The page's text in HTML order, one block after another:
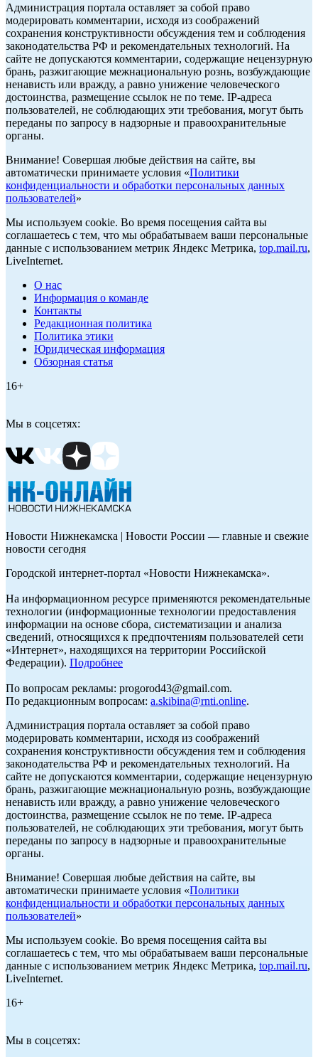
Администрация портала оставляет за собой право
модерировать комментарии, исходя из соображений
сохранения конструктивности обсуждения тем и соблюдения
законодательства РФ и рекомендательных технологий. На
сайте не допускаются комментарии, содержащие нецензурную
брань, разжигающие межнациональную рознь, возбуждающие
ненависть или вражду, а равно унижение человеческого
достоинства, размещение ссылок не по теме. IP-адреса
пользователей, не соблюдающих эти требования, могут быть
переданы по запросу в надзорные и правоохранительные
органы.
Внимание! Совершая любые действия на сайте, вы
автоматически принимаете условия «Политики
конфиденциальности и обработки персональных данных
пользователей»
Мы используем cookie. Во время посещения сайта вы
соглашаетесь с тем, что мы обрабатываем ваши персональные
данные с использованием метрик Яндекс Метрика, top.mail.ru,
LiveInternet.
О нас
Информация о команде
Контакты
Редакционная политика
Политика этики
Юридическая информация
Обзорная статья
16+
Мы в соцсетях:
Новости Нижнекамска | Новости России — главные и свежие
новости сегодня
Городской интернет-портал «Новости Нижнекамска».
На информационном ресурсе применяются рекомендательные
технологии (информационные технологии предоставления
информации на основе сбора, систематизации и анализа
сведений, относящихся к предпочтениям пользователей сети
«Интернет», находящихся на территории Российской
Федерации). Подробнее
По вопросам рекламы: progorod43@gmail.com.
По редакционным вопросам: a.skibina@rnti.online.
Администрация портала оставляет за собой право
модерировать комментарии, исходя из соображений
сохранения конструктивности обсуждения тем и соблюдения
законодательства РФ и рекомендательных технологий. На
сайте не допускаются комментарии, содержащие нецензурную
брань, разжигающие межнациональную рознь, возбуждающие
ненависть или вражду, а равно унижение человеческого
достоинства, размещение ссылок не по теме. IP-адреса
пользователей, не соблюдающих эти требования, могут быть
переданы по запросу в надзорные и правоохранительные
органы.
Внимание! Совершая любые действия на сайте, вы
автоматически принимаете условия «Политики
конфиденциальности и обработки персональных данных
пользователей»
Мы используем cookie. Во время посещения сайта вы
соглашаетесь с тем, что мы обрабатываем ваши персональные
данные с использованием метрик Яндекс Метрика, top.mail.ru,
LiveInternet.
16+
Мы в соцсетях: